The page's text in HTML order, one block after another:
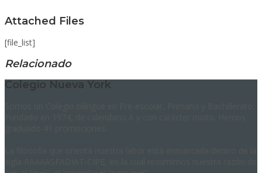
Attached Files
[file_list]
Relacionado
Colegio Nueva York